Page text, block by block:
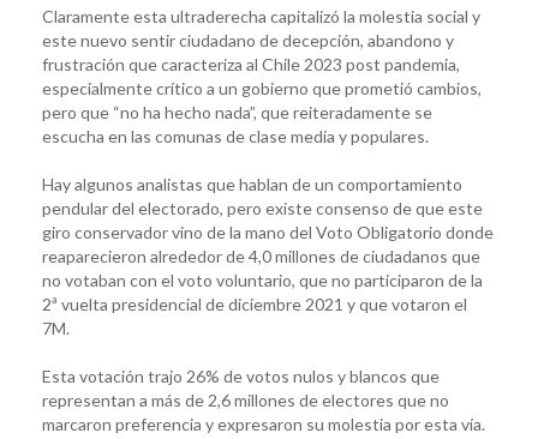
Claramente esta ultraderecha capitalizó la molestia social y
este nuevo sentir ciudadano de decepción, abandono y
frustración que caracteriza al Chile 2023 post pandemia,
especialmente crítico a un gobierno que prometió cambios,
pero que “no ha hecho nada”, que reiteradamente se
escucha en las comunas de clase media y populares.
Hay algunos analistas que hablan de un comportamiento
pendular del electorado, pero existe consenso de que este
giro conservador vino de la mano del Voto Obligatorio donde
reaparecieron alrededor de 4,0 millones de ciudadanos que
no votaban con el voto voluntario, que no participaron de la
2ª vuelta presidencial de diciembre 2021 y que votaron el
7M.
Esta votación trajo 26% de votos nulos y blancos que
representan a más de 2,6 millones de electores que no
marcaron preferencia y expresaron su molestia por esta vía.